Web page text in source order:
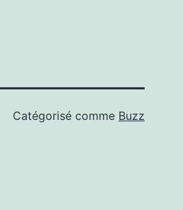
Catégorisé comme Buzz